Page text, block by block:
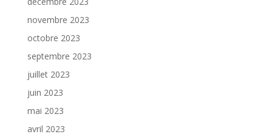
novembre 2023
octobre 2023
septembre 2023
juillet 2023
juin 2023
mai 2023
avril 2023